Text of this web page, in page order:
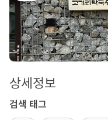
상세정보
검색 태그